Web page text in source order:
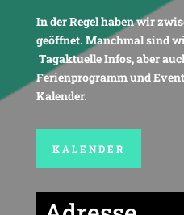
In der Regel haben wir
geöffnet. Manchmal sind
Tagaktuelle Infos, aber
Ferienprogramm und
Kalender.
KALENDER